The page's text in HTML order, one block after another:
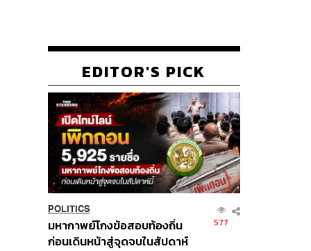
EDITOR'S PICK
POLITICS
มหากาพย์โกงข้อสอบท้องถิ่น
ก่อนเดินหน้าสู่จุดจบในสัปดาห์
577